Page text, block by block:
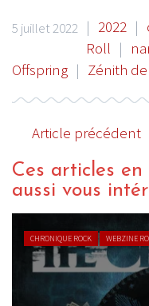
5 juillet 2022 | 2022 |
Roll |
Offspring | Zénith de
Article précédent
Ces articles
aussi vous
CHRONIQUE ROCK WEBZINE